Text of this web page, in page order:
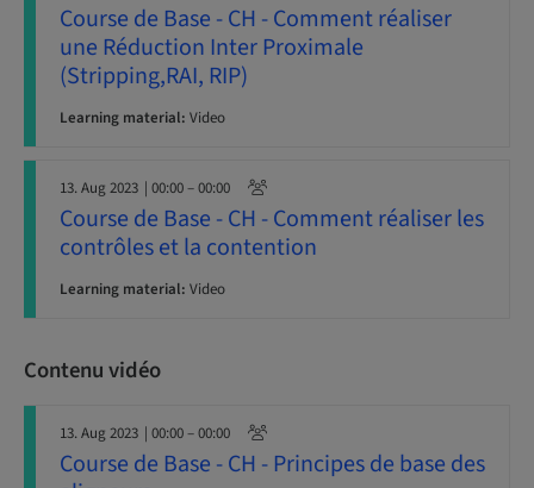
Course de Base - CH - Comment réaliser
une Réduction Inter Proximale
(Stripping,RAI, RIP)
Learning material: Video
13. Aug 2023 | 00:00 – 00:00
Course de Base - CH - Comment réaliser les
contrôles et la contention
Learning material: Video
Contenu vidéo
13. Aug 2023 | 00:00 – 00:00
Course de Base - CH - Principes de base des